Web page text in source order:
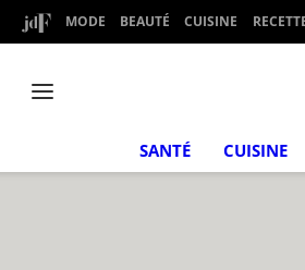
MODE BEAUTÉ CUISINE
SANTÉ CUISINE